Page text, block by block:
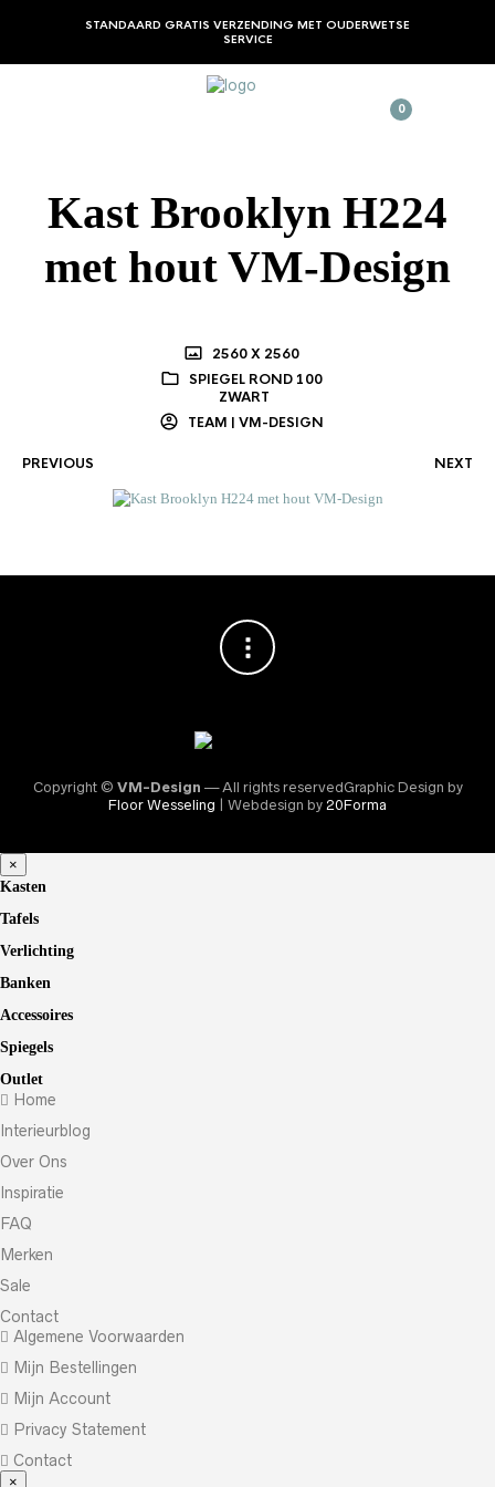
STANDAARD GRATIS VERZENDING MET OUDERWETSE
SERVICE
0
Kast Brooklyn H224
met hout VM-Design
2560 X 2560
SPIEGEL ROND 100
ZWART
TEAM | VM-DESIGN
PREVIOUS NEXT
Copyright © VM-Design — All rights reservedGraphic Design by
Floor Wesseling | Webdesign by 20Forma
×
Kasten
Tafels
Verlichting
Banken
Accessoires
Spiegels
Outlet
Home
Interieurblog
Over Ons
Inspiratie
FAQ
Merken
Sale
Contact
Algemene Voorwaarden
Mijn Bestellingen
Mijn Account
Privacy Statement
Contact
×